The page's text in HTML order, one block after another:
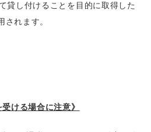
貸し付けることを目的に取得した
れます。
ける場合に注意》